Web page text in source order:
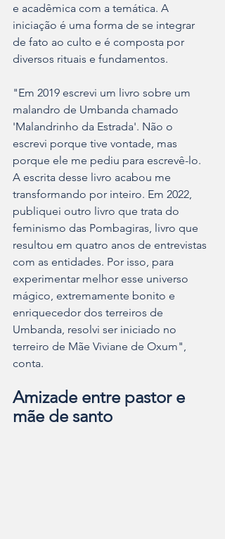
e acadêmica com a temática. A
iniciação é uma forma de se integrar
de fato ao culto e é composta por
diversos rituais e fundamentos.
"Em 2019 escrevi um livro sobre um
malandro de Umbanda chamado
'Malandrinho da Estrada'. Não o
escrevi porque tive vontade, mas
porque ele me pediu para escrevê-lo.
A escrita desse livro acabou me
transformando por inteiro. Em 2022,
publiquei outro livro que trata do
feminismo das Pombagiras, livro que
resultou em quatro anos de entrevistas
com as entidades. Por isso, para
experimentar melhor esse universo
mágico, extremamente bonito e
enriquecedor dos terreiros de
Umbanda, resolvi ser iniciado no
terreiro de Mãe Viviane de Oxum",
conta.
Amizade entre pastor e
mãe de santo